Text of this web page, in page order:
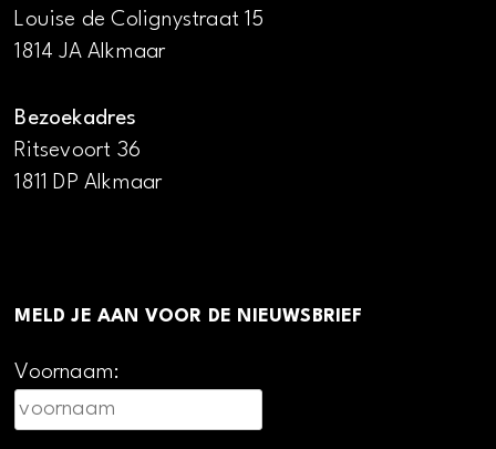
Louise de Colignystraat 15
1814 JA Alkmaar
Bezoekadres
Ritsevoort 36
1811 DP Alkmaar
MELD JE AAN VOOR DE NIEUWSBRIEF
Voornaam: